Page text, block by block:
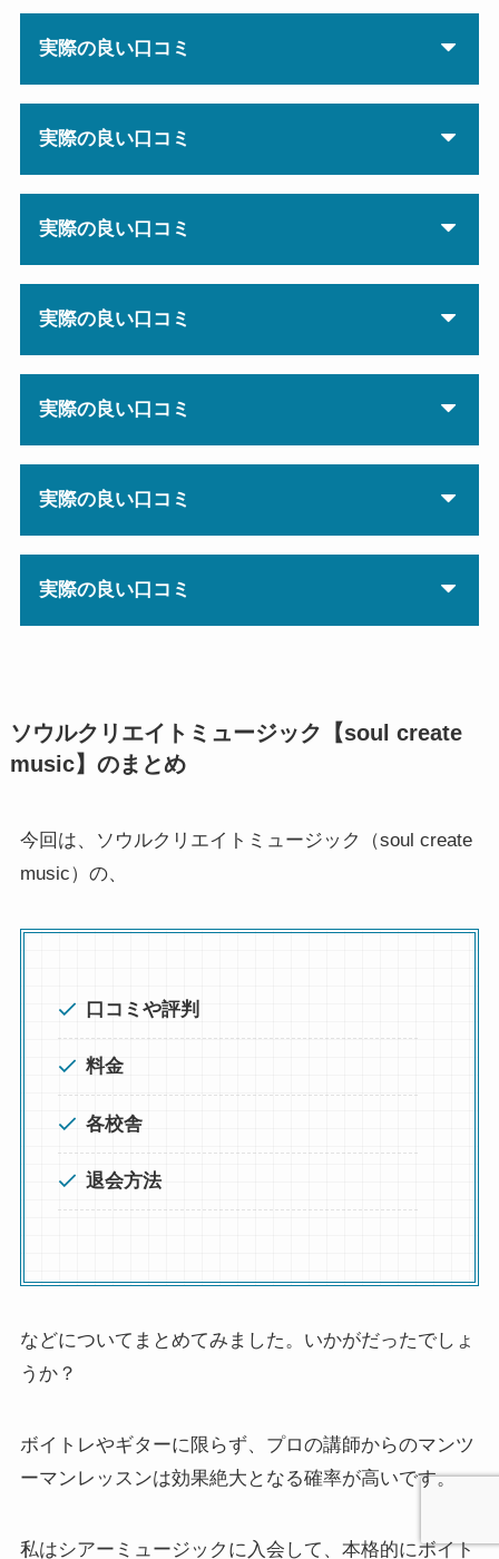
実際の良い口コミ
実際の良い口コミ
実際の良い口コミ
実際の良い口コミ
実際の良い口コミ
実際の良い口コミ
実際の良い口コミ
ソウルクリエイトミュージック【soul create
music】のまとめ
今回は、ソウルクリエイトミュージック（soul create
music）の、
口コミや評判
料金
各校舎
退会方法
などについてまとめてみました。いかがだったでしょ
うか？
ボイトレやギターに限らず、 プロの講師からのマンツ
ーマンレッスンは効果絶大となる確率が高いです。
私はシアーミュージックに入会して、本格的にボイト